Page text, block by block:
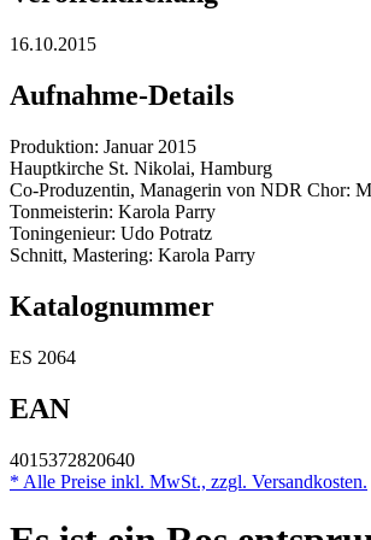
16.10.2015
Aufnahme-Details
Produktion: Januar 2015
Hauptkirche St. Nikolai, Hamburg
Co-Produzentin, Managerin von NDR Chor:
Tonmeisterin: Karola Parry
Toningenieur: Udo Potratz
Schnitt, Mastering: Karola Parry
Katalognummer
ES 2064
EAN
4015372820640
* Alle Preise inkl. MwSt., zzgl. Versandkosten.